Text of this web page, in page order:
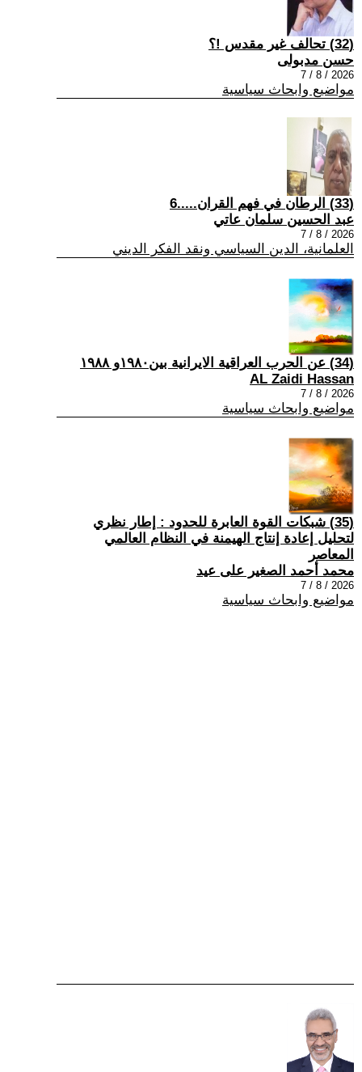
(32) تحالف غير مقدس !؟
حسن مدبولى
2026 / 8 / 7
مواضيع وابحاث سياسية
(33) الرطان في فهم القران.....6
عبد الحسين سلمان عاتي
2026 / 8 / 7
العلمانية، الدين السياسي ونقد الفكر الديني
(34) عن الحرب العراقية الايرانية بين١٩٨٠و ١٩٨٨
AL Zaidi Hassan
2026 / 8 / 7
مواضيع وابحاث سياسية
(35) شبكات القوة العابرة للحدود : إطار نظري
لتحليل إعادة إنتاج الهيمنة في النظام العالمي
المعاصر
محمد أحمد الصغير على عيد
2026 / 8 / 7
مواضيع وابحاث سياسية